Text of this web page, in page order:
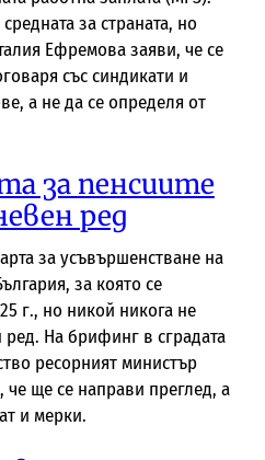
за страната, но
Ефремова заяви, че се
със синдикати и
а не да се определя от
за пенсиите
ред
за усъвършенстване на
за която се
г., но никой никога не
На брифинг в сградата
ресорният министър
ще се направи преглед, а
и мерки.